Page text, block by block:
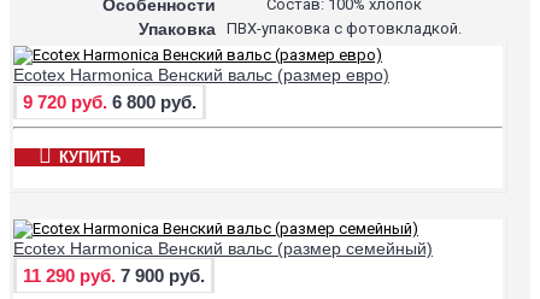
Особенности Состав: 100% хлопок
Упаковка ПВХ-упаковка с фотовкладкой.
Ecotex Harmonica Венский вальс (размер евро)
9 720 руб. 6 800 руб.
КУПИТЬ
Ecotex Harmonica Венский вальс (размер семейный)
11 290 руб. 7 900 руб.